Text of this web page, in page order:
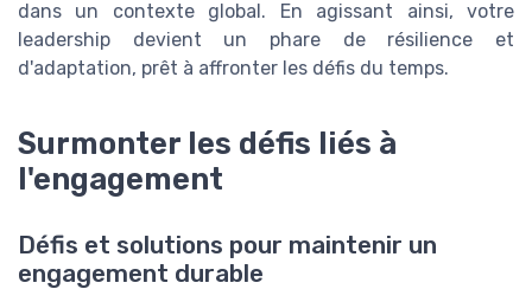
dans un contexte global. En agissant ainsi, votre
leadership devient un phare de résilience et
d'adaptation, prêt à affronter les défis du temps.
Surmonter les défis liés à
l'engagement
Défis et solutions pour maintenir un
engagement durable